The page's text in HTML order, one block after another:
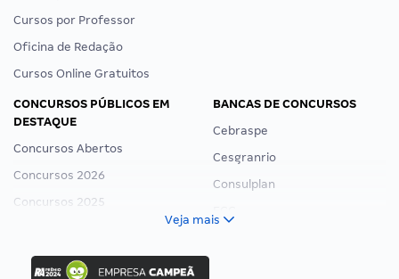
Cursos por Professor
Oficina de Redação
Cursos Online Gratuitos
CONCURSOS PÚBLICOS EM
DESTAQUE
Concursos Abertos
Concursos 2026
Concursos 2025
Concurso Ibama
BANCAS DE CONCURSOS
Cebraspe
Cesgranrio
Consulplan
Veja mais